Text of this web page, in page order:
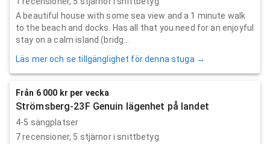
A beautiful house with some sea view and a 1 minute walk
to the beach and docks. Has all that you need for an enjoyful
stay on a calm island (bridg...
Läs mer och se tillgänglighet för denna stuga →
Från 6 000 kr per vecka
Strömsberg-23F Genuin lägenhet på landet
4-5 sängplatser
7recensioner, 5 stjärnor i snittbetyg